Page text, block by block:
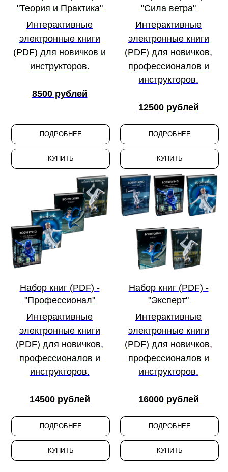
дополнительный ключ. Ключ, который
уровень полёта - более осознанный,
выразительный и, самое главное, по-
настоящему ваш. Получив этот опыт, вы
уже никогда не будете смотреть на
"Теория и Практика"
Интерактивные
электронные книги
(PDF) для новичков и
инструкторов.
8500 рублей
ПОДРОБНЕЕ
КУПИТЬ
"Сила ветра"
Интерактивные
электронные книги
(PDF) для новичков,
профессионалов и
инструкторов.
12500 рублей
ПОДРОБНЕЕ
КУПИТЬ
Набор книг (PDF) -
"Профессионал"
Интерактивные
электронные книги
(PDF) для новичков,
профессионалов и
инструкторов.
14500 рублей
ПОДРОБНЕЕ
КУПИТЬ
Набор книг (PDF) -
"Эксперт"
Интерактивные
электронные книги
(PDF) для новичков,
профессионалов и
инструкторов.
16000 рублей
ПОДРОБНЕЕ
КУПИТЬ